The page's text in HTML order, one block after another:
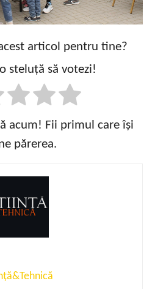
articol pentru tine?
steluță să votezi!
acum! Fii primul care își
părerea.